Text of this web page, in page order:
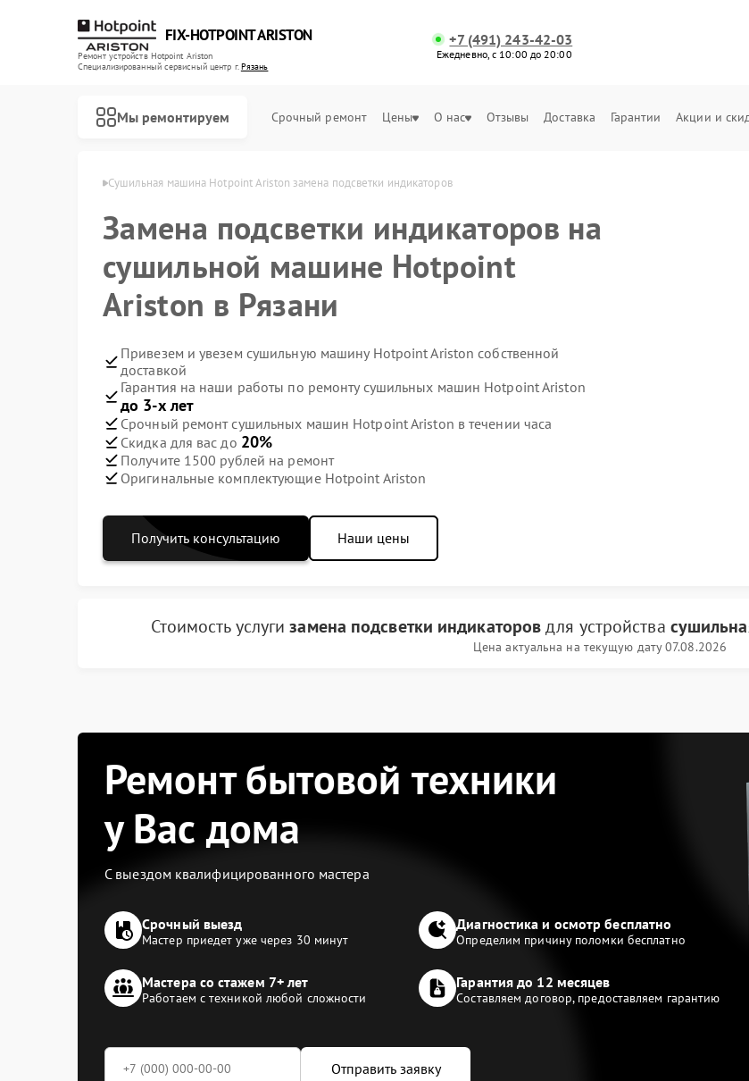
FIX-HOTPOINT ARISTON
Ремонт устройств Hotpoint Ariston
Специализированный cервисный центр г.Рязань
+7 (491) 243-42-03
Ежедневно, с 10:00 до 20:00
Мы ремонтируем Срочный ремонт Цены О нас Отзывы Доставка Гарантии Акции и
Сушильная машина Hotpoint Ariston замена подсветки индикаторов
Замена подсветки индикаторов на
сушильной машине Hotpoint
Ariston в Рязани
Привезем и увезем сушильную машину Hotpoint Ariston собственной
доставкой
Гарантия на наши работы по ремонту сушильных машин Hotpoint Ariston
до 3-х лет
Срочный ремонт сушильных машин Hotpoint Ariston в течении часа
Скидка для вас до 20%
Получите 1500 рублей на ремонт
Оригинальные комплектующие Hotpoint Ariston
Получить консультацию Наши цены
Стоимость услугизамена подсветки индикаторовдля устройства
Цена актуальна на текущую дату 07.08.2026
Ремонт бытовой техники
у Вас дома
С выездом квалифицированного мастера
Срочный выезд
Мастер приедет уже через 30 минут
Диагностика и осмотр бесплатно
Определим причину поломки бесплатно
Мастера со стажем 7+ лет
Работаем с техникой любой сложности
Гарантия до 12 месяцев
Составляем договор, предоставляем гарантию
Отправить заявку